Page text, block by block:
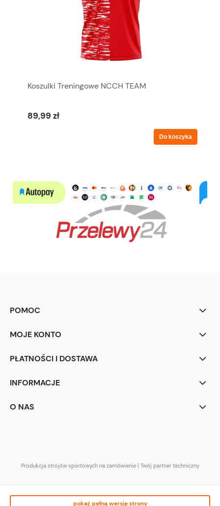
Koszulki Treningowe NCCH TEAM
89,99 zł
Do koszyka
POMOC
MOJE KONTO
PŁATNOŚCI I DOSTAWA
INFORMACJE
O NAS
Produkcja strojów sportowych na zamówienie | Twój partner techniczny
pokaż pełną wersję strony